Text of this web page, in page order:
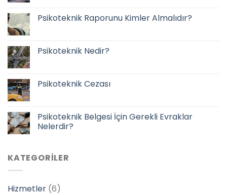
Psikoteknik Raporunu Kimler Almalıdır?
Psikoteknik Nedir?
Psikoteknik Cezası
Psikoteknik Belgesi İçin Gerekli Evraklar
Nelerdir?
KATEGORILER
Hizmetler (6)